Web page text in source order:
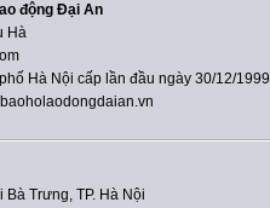
động Đại An
Hà
Hà Nội cấp lần đầu ngày 30/12/1999
Trưng, TP. Hà Nội